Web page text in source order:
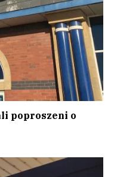
poproszeni o